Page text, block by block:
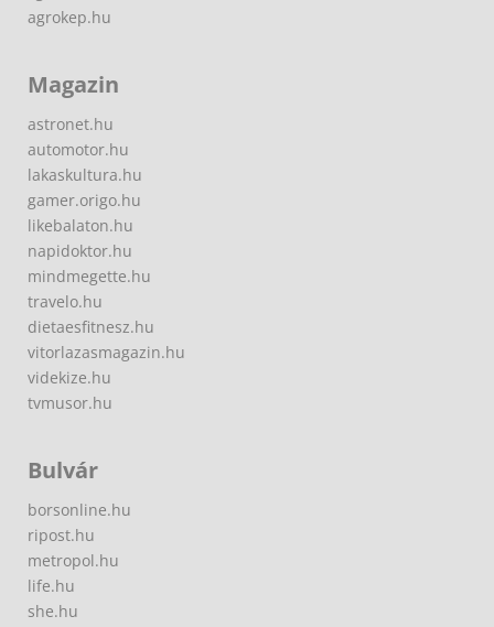
agrokep.hu
Magazin
astronet.hu
automotor.hu
lakaskultura.hu
gamer.origo.hu
likebalaton.hu
napidoktor.hu
mindmegette.hu
travelo.hu
dietaesfitnesz.hu
vitorlazasmagazin.hu
videkize.hu
tvmusor.hu
Bulvár
borsonline.hu
ripost.hu
metropol.hu
life.hu
she.hu